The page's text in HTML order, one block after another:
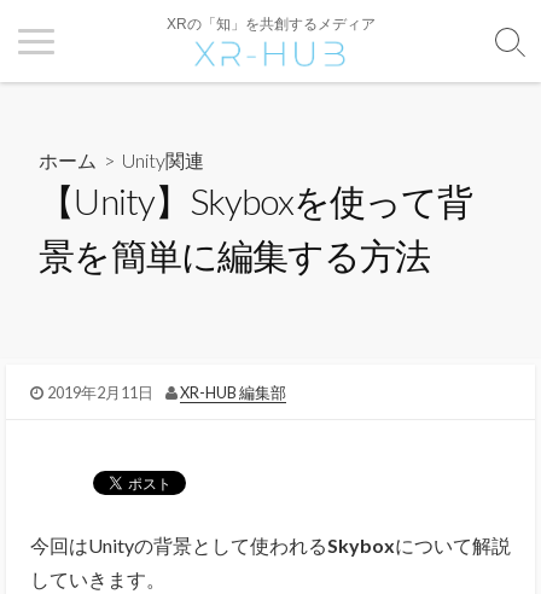
XRの「知」を共創するメディア
ホーム > Unity関連
【Unity】Skyboxを使って背
景を簡単に編集する方法
2019年2月11日 XR-HUB 編集部
今回はUnityの背景として使われるSkyboxについて解説
していきます。